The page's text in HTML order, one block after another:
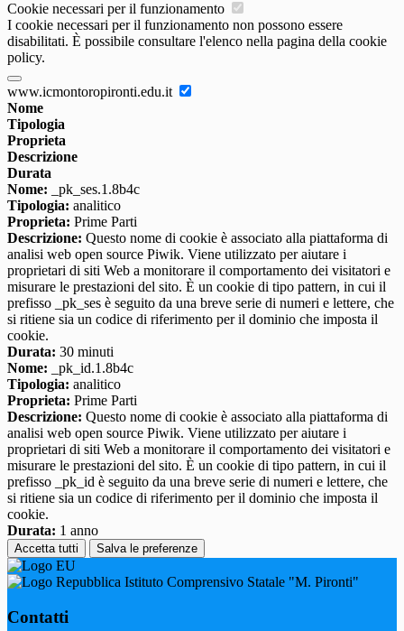
Cookie necessari per il funzionamento
I cookie necessari per il funzionamento non possono essere
disabilitati. È possibile consultare l'elenco nella pagina della cookie
policy.
www.icmontoropironti.edu.it
Nome
Tipologia
Proprieta
Descrizione
Durata
Nome: _pk_ses.1.8b4c
Tipologia: analitico
Proprieta: Prime Parti
Descrizione: Questo nome di cookie è associato alla piattaforma di
analisi web open source Piwik. Viene utilizzato per aiutare i
proprietari di siti Web a monitorare il comportamento dei visitatori e
misurare le prestazioni del sito. È un cookie di tipo pattern, in cui il
prefisso _pk_ses è seguito da una breve serie di numeri e lettere, che
si ritiene sia un codice di riferimento per il dominio che imposta il
cookie.
Durata: 30 minuti
Nome: _pk_id.1.8b4c
Tipologia: analitico
Proprieta: Prime Parti
Descrizione: Questo nome di cookie è associato alla piattaforma di
analisi web open source Piwik. Viene utilizzato per aiutare i
proprietari di siti Web a monitorare il comportamento dei visitatori e
misurare le prestazioni del sito. È un cookie di tipo pattern, in cui il
prefisso _pk_id è seguito da una breve serie di numeri e lettere, che
si ritiene sia un codice di riferimento per il dominio che imposta il
cookie.
Durata: 1 anno
Accetta tutti Salva le preferenze
Istituto Comprensivo Statale "M. Pironti"
Contatti